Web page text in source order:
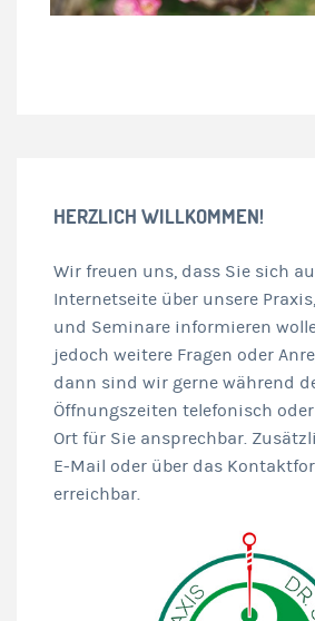
HERZLICH WILLKOMMEN!
Wir freuen uns, dass Sie sich
Internetseite über unsere
und Seminare informieren
jedoch weitere Fragen oder
dann sind wir gerne während
Öffnungszeiten telefonisch
Ort für Sie ansprechbar.
E-Mail oder über das
erreichbar.